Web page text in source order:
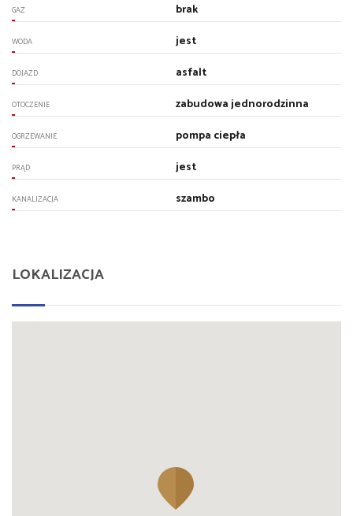
GAZ brak
WODA jest
DOJAZD asfalt
OTOCZENIE zabudowa jednorodzinna
OGRZEWANIE pompa ciepła
PRĄD jest
KANALIZACJA szambo
LOKALIZACJA